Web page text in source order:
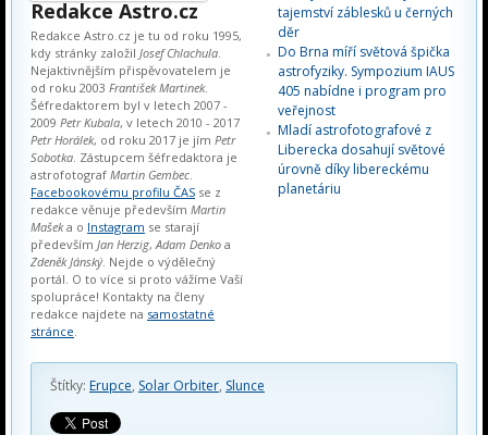
Redakce Astro.cz
Redakce Astro.cz je tu od roku 1995,
kdy stránky založil Josef Chlachula.
Nejaktivnějším přispěvovatelem je
od roku 2003 František Martinek.
Šéfredaktorem byl v letech 2007 -
2009 Petr Kubala, v letech 2010 - 2017
Petr Horálek, od roku 2017 je jím Petr
Sobotka. Zástupcem šéfredaktora je
astrofotograf Martin Gembec.
Facebookovému profilu ČAS se z
redakce věnuje především Martin
Mašeka o Instagram se starají
především Jan Herzig,Adam Denko a
Zdeněk Jánský. Nejde o výdělečný
portál. O to více si proto vážíme Vaší
spolupráce! Kontakty na členy
redakce najdete na samostatné
stránce.
tajemství záblesků u černých
děr
Do Brna míří světová špička
astrofyziky. Sympozium IAUS
405 nabídne i program pro
veřejnost
Mladí astrofotografové z
Liberecka dosahují světové
úrovně díky libereckému
planetáriu
Štítky: Erupce, Solar Orbiter, Slunce